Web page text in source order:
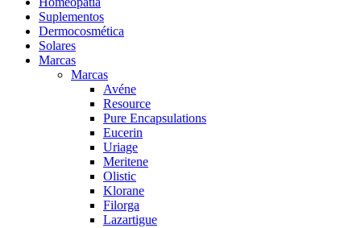
Suplementos
Dermocosmética
Solares
Marcas
Marcas
Avéne
Resource
Pure Encapsulations
Eucerin
Uriage
Meritene
Olistic
Klorane
Filorga
Lazartigue